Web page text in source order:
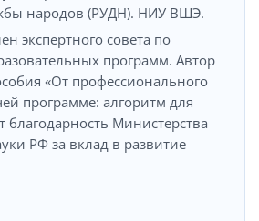
народов (РУДН). НИУ ВШЭ.
экспертного совета по
программ. Автор
«От профессионального
программе: алгоритм для
благодарность Министерства
РФ за вклад в развитие